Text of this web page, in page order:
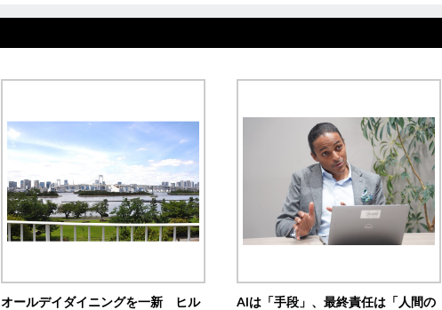
オールデイダイニングを一新 ヒル
AIは「手段」、最終責任は「人間の